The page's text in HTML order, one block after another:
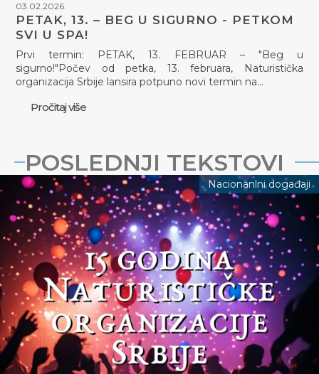
03.02.2026.
PETAK, 13. – BEG U SIGURNO - PETKOM
SVI U SPA!
Prvi termin: PETAK, 13. FEBRUAR – "Beg u
sigurno!"Počev od petka, 13. februara, Naturistička
organizacija Srbije lansira potpuno novi termin na…
Pročitaj više
POSLEDNJI TEKSTOVI
Nacionanlni događaji